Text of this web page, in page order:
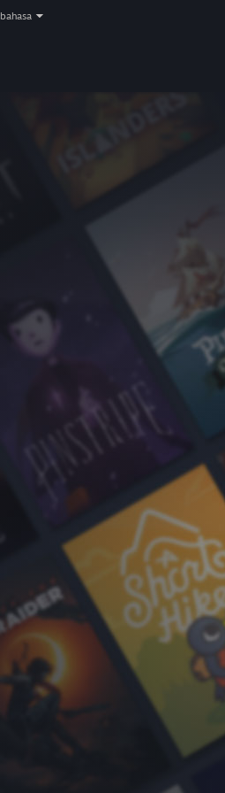
bahasa